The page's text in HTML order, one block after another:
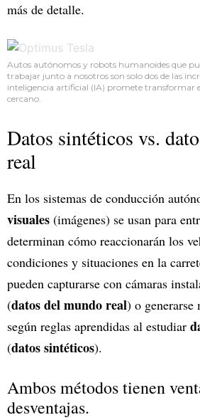
más de detalle.
Autos autónomos y robots humanoides que
trabajar junto a nosotros son solo dos de las
inteligencia artificial (IA) promete transformar
cercano.
Datos sintéticos vs.
real
En los sistemas de conducción
visuales (imágenes) se usan para
determinan cómo reaccionarán los
condiciones y situaciones en la
pueden capturarse con cámaras
(datos del mundo real) o generarse
según reglas aprendidas al estudiar
(datos sintéticos).
Ambos métodos tienen
desventajas.